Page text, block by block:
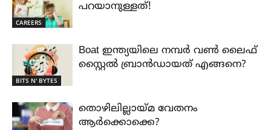
CAREERS
പറയാനുള്ളത്!
BITS N' BYTES
Boat ഇന്ത്യയിലെ നമ്പർ വൺ ലൈഫ്
സ്റ്റൈൽ ബ്രാൻഡായത് എങ്ങനെ?
തൊഴിലില്ലായ്മ വേതനം
ആർക്കൊക്കെ?